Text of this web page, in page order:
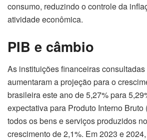
consumo, reduzindo o controle da
atividade econômica.
PIB e câmbio
As instituições financeiras
aumentaram a projeção para o
brasileira este ano de 5,27% para
expectativa para Produto Interno Bruto
todos os bens e serviços produzidos
crescimento de 2,1%. Em 2023 e